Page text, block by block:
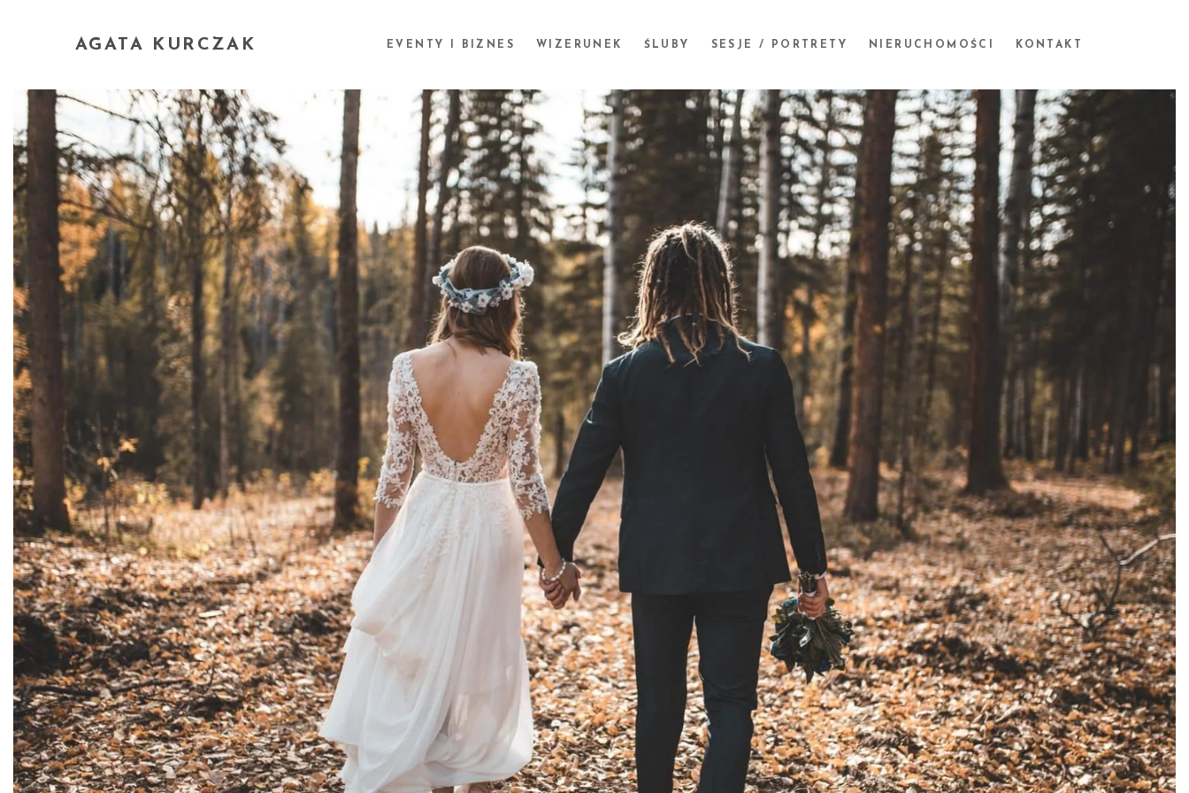
AGATA KURCZAK EVENTY I BIZNES WIZERUNEK ŚLUBY SESJE / PORTRETY NIERUCHOMOŚCI KONTAKT